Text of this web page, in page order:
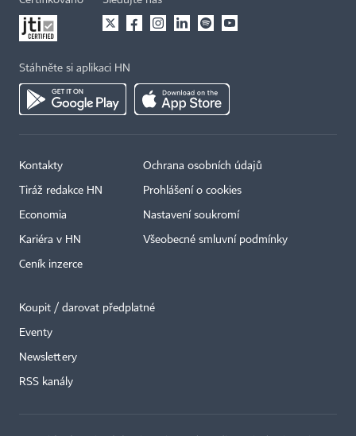
Stáhněte si aplikaci HN
Kontakty
Tiráž redakce HN
Economia
Kariéra v HN
Ceník inzerce
Ochrana osobních údajů
Prohlášení o cookies
Nastavení soukromí
Všeobecné smluvní podmínky
Koupit / darovat předplatné
Eventy
Newslettery
RSS kanály